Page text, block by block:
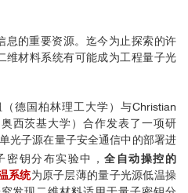
息的重要资源。迄今为止探索的许
维材料系统有可能成为工程量子光
德国柏林理工大学）与Christian
西茨基大学）合作发表了一项研
光子源在量子安全通信中的部署进
密钥分布实验中，全自动操控的
系统为原子层薄的量子光源低温操